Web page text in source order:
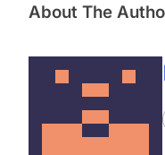
About The